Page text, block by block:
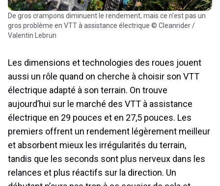
De gros crampons diminuent le rendement, mais ce n’est pas un
gros problème en VTT à assistance électrique © Cleanrider /
Valentin Lebrun
Les dimensions et technologies des roues jouent
aussi un rôle quand on cherche à choisir son VTT
électrique adapté à son terrain. On trouve
aujourd’hui sur le marché des VTT à assistance
électrique en 29 pouces et en 27,5 pouces. Les
premiers offrent un rendement légèrement meilleur
et absorbent mieux les irrégularités du terrain,
tandis que les seconds sont plus nerveux dans les
relances et plus réactifs sur la direction. Un